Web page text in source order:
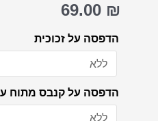
69.00 ₪
הדפסה על זכוכית
הדפסה על קנבס מתוח
של
הרבי
מליובאוויטש
על
קנבס